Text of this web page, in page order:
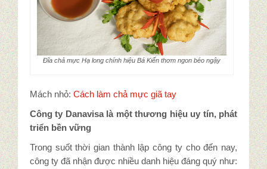
Đĩa chả mực Hạ long chính hiệu Bá Kiến thơm ngon béo ngậy
Mách nhỏ: Cách làm chả mực giã tay
Công ty Danavisa là một thương hiệu uy tín, phát
triển bền vững
Trong suốt thời gian thành lập công ty cho đến nay,
công ty đã nhận được nhiều danh hiệu đáng quý như: